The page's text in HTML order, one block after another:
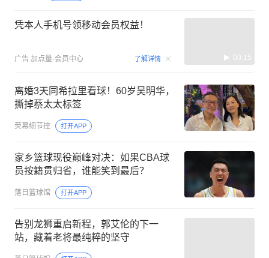
凭本人手机号领移动会员权益！
广告 加点量-会员中心 了解详情 00:15
离婚3天同希拉里看球！60岁吴明华，
撕掉蔡太太标签
荧幕细节控 打开APP
家乡篮球现役巅峰对决：如果CBA球
员按籍贯归省，谁能笑到最后？
落日篮球馆 打开APP
告别龙狮重启新程，郭艾伦的下一
站，藏着老将最纯粹的坚守